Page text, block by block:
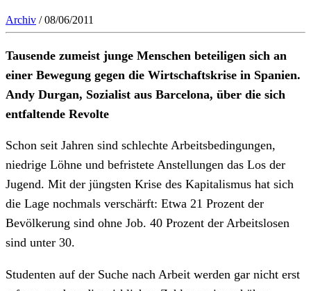
Archiv / 08/06/2011
Tausende zumeist junge Menschen beteiligen sich an
einer Bewegung gegen die Wirtschaftskrise in Spanien.
Andy Durgan, Sozialist aus Barcelona, über die sich
entfaltende Revolte
Schon seit Jahren sind schlechte Arbeitsbedingungen,
niedrige Löhne und befristete Anstellungen das Los der
Jugend. Mit der jüngsten Krise des Kapitalismus hat sich
die Lage nochmals verschärft: Etwa 21 Prozent der
Bevölkerung sind ohne Job. 40 Prozent der Arbeitslosen
sind unter 30.
Studenten auf der Suche nach Arbeit werden gar nicht erst